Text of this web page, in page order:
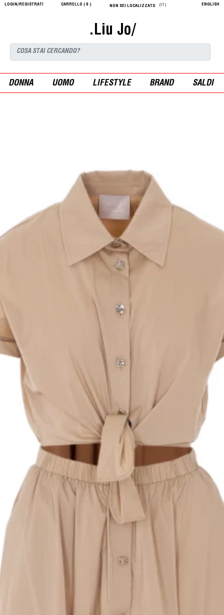
LOGIN/REGISTRATI CARRELLO ( 0 ) NON SEI LOCALIZZATO (IT) ENGLISH
.Liu Jo/
DONNA UOMO LIFESTYLE BRAND SALDI